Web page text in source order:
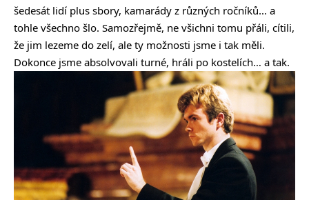
šedesát lidí plus sbory, kamarády z různých ročníků… a
tohle všechno šlo. Samozřejmě, ne všichni tomu přáli, cítili,
že jim lezeme do zelí, ale ty možnosti jsme i tak měli.
Dokonce jsme absolvovali turné, hráli po kostelích… a tak.